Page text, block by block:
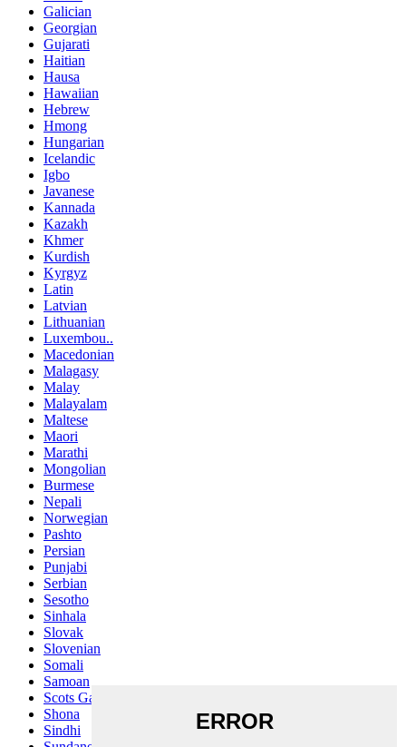
Galician
Georgian
Gujarati
Haitian
Hausa
Hawaiian
Hebrew
Hmong
Hungarian
Icelandic
Igbo
Javanese
Kannada
Kazakh
Khmer
Kurdish
Kyrgyz
Latin
Latvian
Lithuanian
Luxembou..
Macedonian
Malagasy
Malay
Malayalam
Maltese
Maori
Marathi
Mongolian
Burmese
Nepali
Norwegian
Pashto
Persian
Punjabi
Serbian
Sesotho
Sinhala
Slovak
Slovenian
Somali
Samoan
Scots Gaelic
Shona
Sindhi